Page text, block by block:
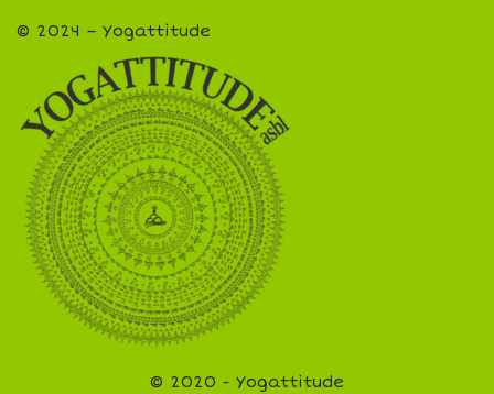
© 2024 – Yogattitude
© 2020 - Yogattitude